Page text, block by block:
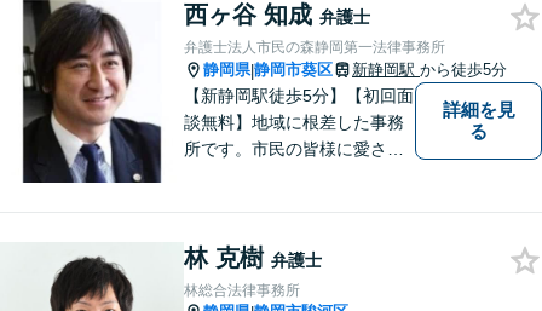
の損害賠償請求事件、相続・
離婚、破産・個人再生等は、
私が力を注ぎ、得意としてい
る分野です。
西ヶ谷 知成 弁護士
弁護士法人市民の森静岡第一法律事務所
静岡県|静岡市葵区 新静岡駅 から徒歩5分
【新静岡駅徒歩5分】【初回面
談無料】地域に根差した事務
所です。市民の皆様に愛され
軽にご連絡ください。
詳細を見
る
林 克樹 弁護士
林総合法律事務所